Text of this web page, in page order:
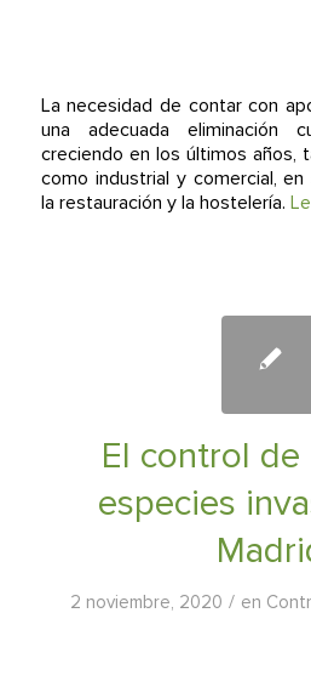
La necesidad de contar con
una adecuada eliminación
creciendo en los últimos años,
como industrial y comercial,
la restauración y la hostelería.
El control de
especies
2 noviembre, 2020 / en